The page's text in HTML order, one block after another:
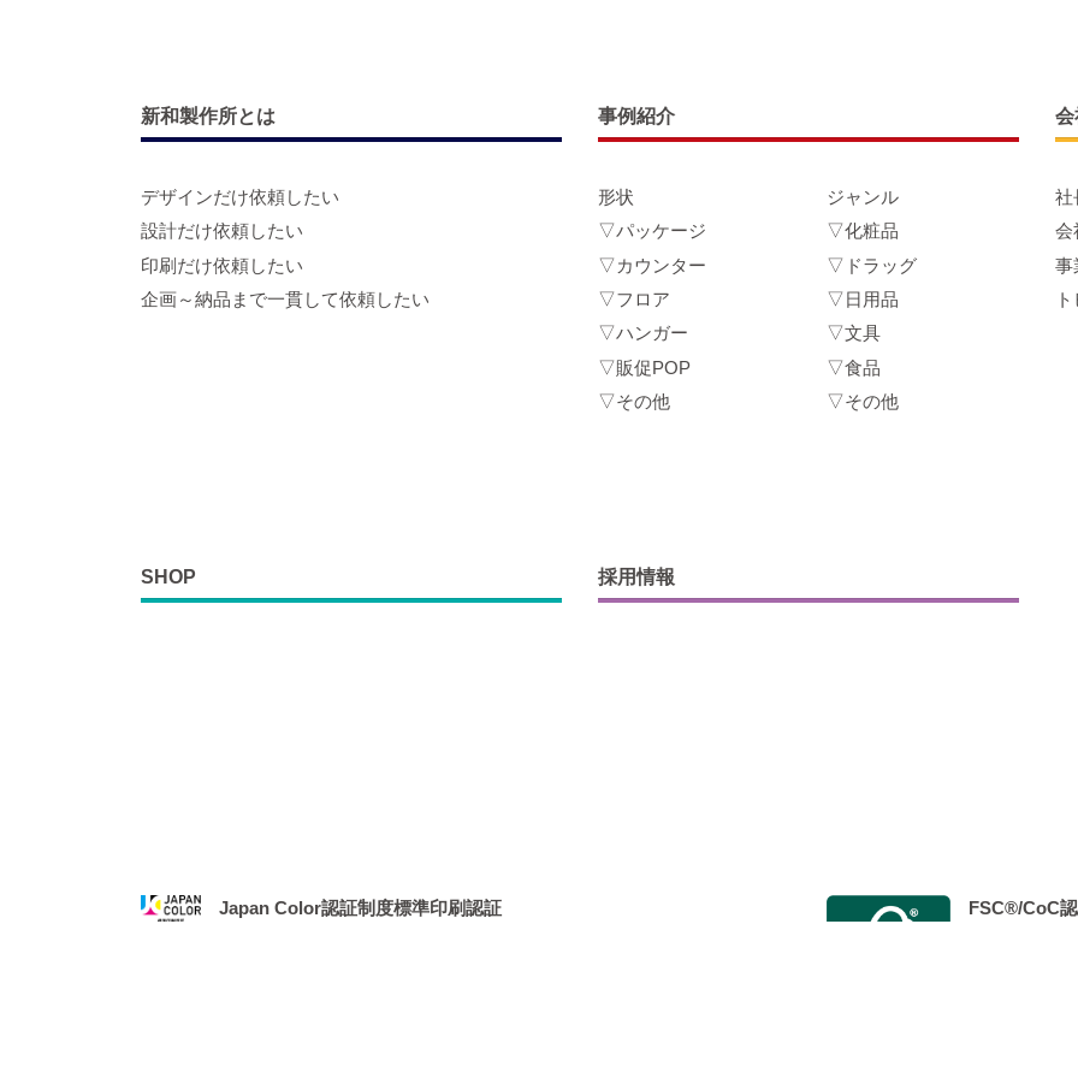
新和製作所とは
デザインだけ依頼したい
設計だけ依頼したい
印刷だけ依頼したい
企画～納品まで一貫して依頼したい
事例紹介
形状
▽パッケージ
▽カウンター
▽フロア
▽ハンガー
▽販促POP
▽その他
ジャンル
▽化粧品
▽ドラッグ
▽日用品
▽文具
▽食品
▽その他
会
社
会
事
SHOP 採用情報
Japan Color認証制度標準印刷認証
FSC®/CoC認